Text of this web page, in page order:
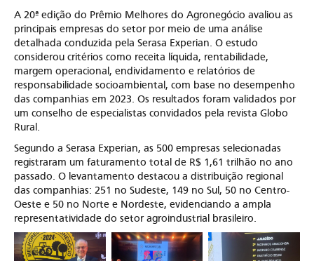
A 20ª edição do Prêmio Melhores do Agronegócio avaliou as
principais empresas do setor por meio de uma análise
detalhada conduzida pela Serasa Experian. O estudo
considerou critérios como receita líquida, rentabilidade,
margem operacional, endividamento e relatórios de
responsabilidade socioambiental, com base no desempenho
das companhias em 2023. Os resultados foram validados por
um conselho de especialistas convidados pela revista Globo
Rural.
Segundo a Serasa Experian, as 500 empresas selecionadas
registraram um faturamento total de R$ 1,61 trilhão no ano
passado. O levantamento destacou a distribuição regional
das companhias: 251 no Sudeste, 149 no Sul, 50 no Centro-
Oeste e 50 no Norte e Nordeste, evidenciando a ampla
representatividade do setor agroindustrial brasileiro.